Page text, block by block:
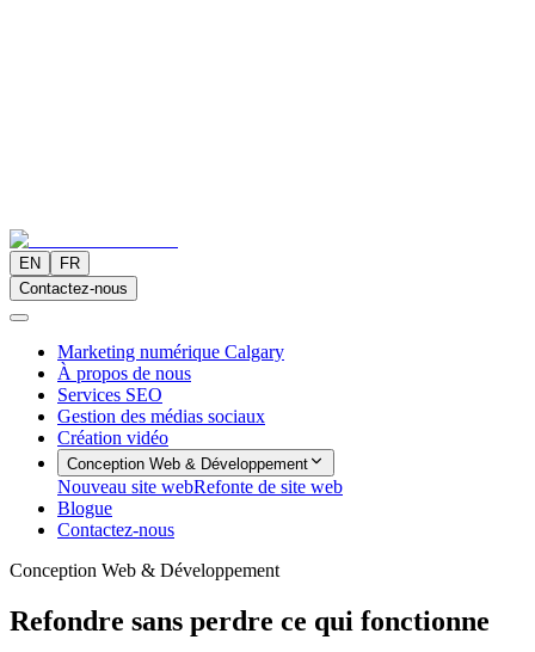
EN
FR
Contactez-nous
Marketing numérique Calgary
À propos de nous
Services SEO
Gestion des médias sociaux
Création vidéo
Conception Web & Développement
Nouveau site webRefonte de site web
Blogue
Contactez-nous
Conception Web & Développement
Refondre sans perdre ce qui fonctionne